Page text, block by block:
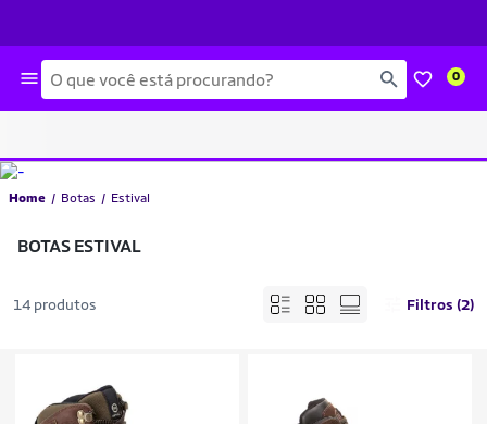
Busca 0
Home Botas Estival
BOTAS ESTIVAL
14 produtos Filtros (2)